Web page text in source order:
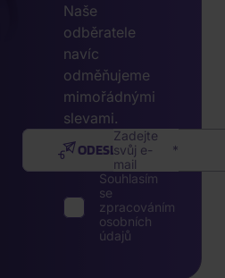
Naše
odběratele
navíc
odměňujeme
mimořádnými
slevami.
Zadejte
svůj e-
mail
ODESLAT
Souhlasím
se
zpracováním
osobních
údajů